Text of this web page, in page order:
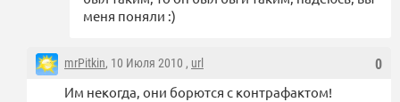
меня поняли :)
0
mrPitkin, 10 Июля 2010 , url
Им некогда, они борются с контрафактом!